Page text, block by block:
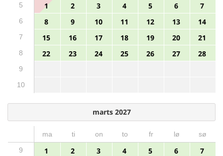
5
1 2 3 4 5 6 7
6 8 9 10 11 12 13 14
7 15 16 17 18 19 20 21
8 22 23 24 25 26 27 28
9
10
marts 2027
ma ti on to fr lø
sø
9
1 2 3 4 5 6 7